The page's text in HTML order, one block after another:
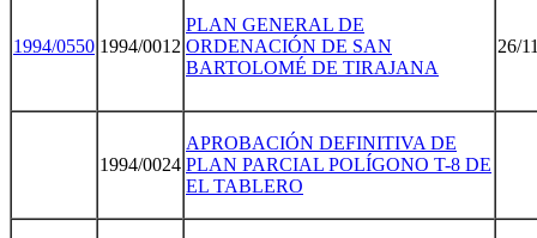
1994/0550 1994/0012
PLAN GENERAL DE
ORDENACIÓN DE SAN
BARTOLOMÉ DE TIRAJANA
26/
1994/0024
APROBACIÓN DEFINITIVA DE
PLAN PARCIAL POLÍGONO T-8 DE
EL TABLERO